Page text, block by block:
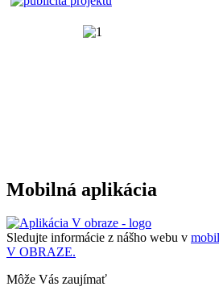
Mobilná aplikácia
Sledujte informácie z nášho webu v
V OBRAZE.
Môže Vás zaujímať